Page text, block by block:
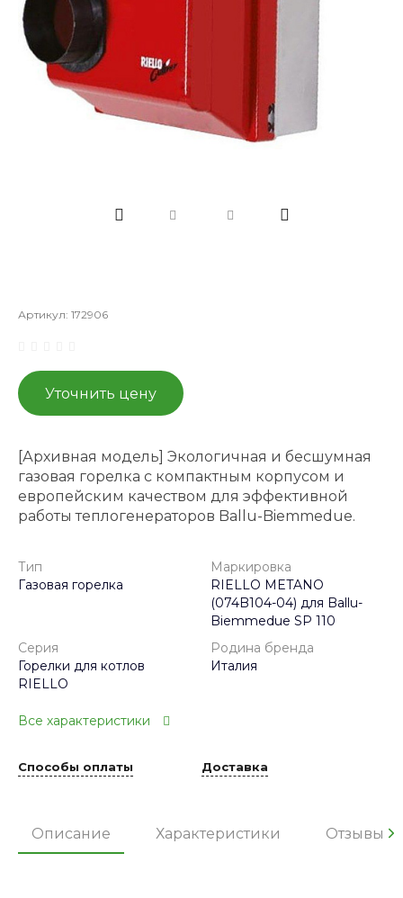
Артикул: 172906
Уточнить цену
[Архивная модель] Экологичная и бесшумная
газовая горелка с компактным корпусом и
европейским качеством для эффективной
работы теплогенераторов Ballu-Biemmedue.
Тип
Газовая горелка
Маркировка
RIELLO METANO
(074B104-04) для Ballu-
Biemmedue SP 110
Серия
Горелки для котлов
RIELLO
Родина бренда
Италия
Все характеристики
Способы оплаты Доставка
Описание Характеристики Отзывы